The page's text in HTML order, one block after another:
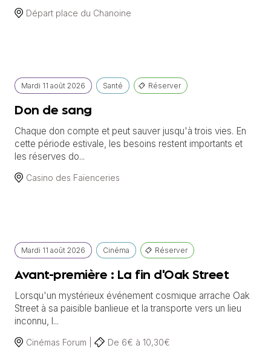
Départ place du Chanoine
Mardi 11 août 2026 Santé Réserver
Don de sang
Chaque don compte et peut sauver jusqu'à trois vies. En
cette période estivale, les besoins restent importants et
les réserves do...
Casino des Faïenceries
Mardi 11 août 2026 Cinéma Réserver
Avant-première : La fin d'Oak Street
Lorsqu'un mystérieux événement cosmique arrache Oak
Street à sa paisible banlieue et la transporte vers un lieu
inconnu, l...
Cinémas Forum | De 6€ à 10,30€